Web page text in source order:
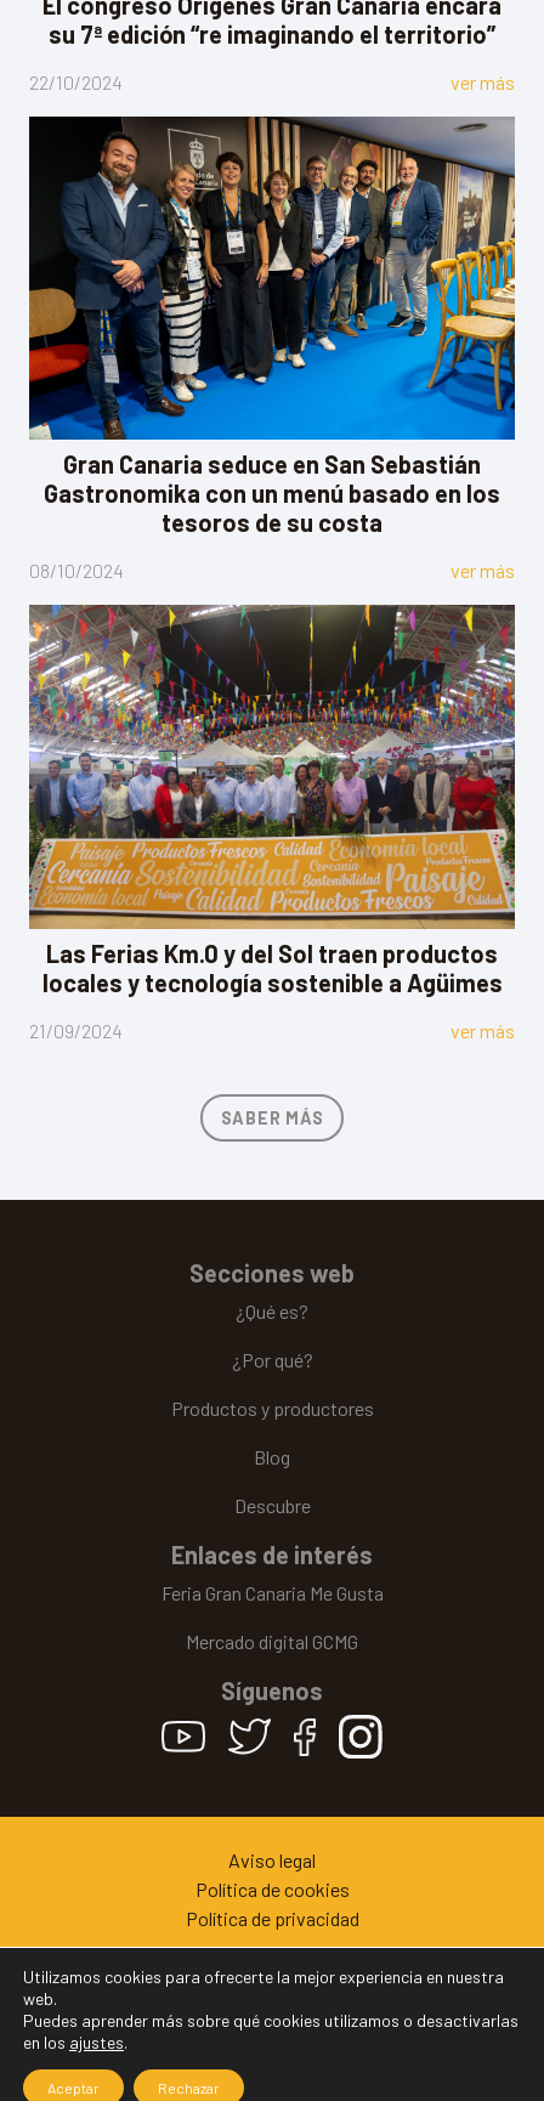
su 7ª edición “re imaginando el territorio”
22/10/2024 ver más
Gran Canaria seduce en San Sebastián
Gastronomika con un menú basado en los
tesoros de su costa
08/10/2024 ver más
Las Ferias Km.0 y del Sol traen productos
locales y tecnología sostenible a Agüimes
21/09/2024 ver más
SABER MÁS
Secciones web
¿Qué es?
¿Por qué?
Productos y productores
Blog
Descubre
Enlaces de interés
Feria Gran Canaria Me Gusta
Mercado digital GCMG
Síguenos
Aviso legal
Política de cookies
Política de privacidad
© Cabildo de Gran Canaria | 2022
Utilizamos cookies para ofrecerte la mejor experiencia en nuestra
web.
Puedes aprender más sobre qué cookies utilizamos o desactivarlas
en los ajustes.
Aceptar Rechazar